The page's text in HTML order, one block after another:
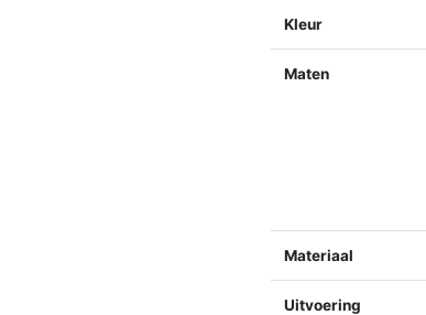
Kleur
Maten
Materiaal
Uitvoering